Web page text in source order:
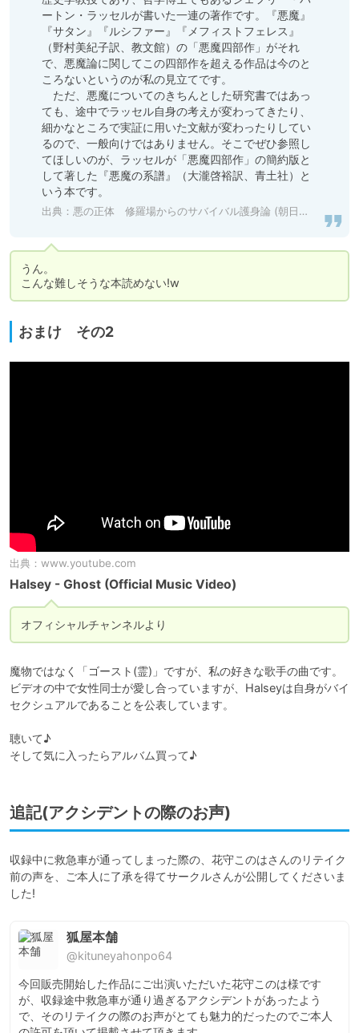
ートン・ラッセルが書いた一連の著作です。『悪魔』
『サタン』『ルシファー』『メフィストフェレス』
（野村美紀子訳、教文館）の「悪魔四部作」がそれ
で、悪魔論に関してこの四部作を超える作品は今のと
ころないというのが私の見立てです。
ただ、悪魔についてのきちんとした研究書ではあっ
ても、途中でラッセル自身の考えが変わってきたり、
細かなところで実証に用いた文献が変わったりしてい
るので、一般向けではありません。そこでぜひ参照し
てほしいのが、ラッセルが「悪魔四部作」の簡約版と
して著した『悪魔の系譜』（大瀧啓裕訳、青土社）と
いう本です。
出典： 悪の正体 修羅場からのサバイバル護身論 (朝日新書) - Kindle
うん。
こんな難しそうな本読めない!w
おまけ その2
出典： www.youtube.com
Halsey - Ghost (Official Music Video)
オフィシャルチャンネルより
魔物ではなく「ゴースト(霊)」ですが、私の好きな歌手の曲です。
ビデオの中で女性同士が愛し合っていますが、Halseyは自身がバイ
セクシュアルであることを公表しています。
聴いて♪
そして気に入ったらアルバム買って♪
追記(アクシデントの際のお声)
収録中に救急車が通ってしまった際の、花守このはさんのリテイク
前の声を、ご本人に了承を得てサークルさんが公開してくださいま
した!
狐屋本舗
@kituneyahonpo64
今回販売開始した作品にご出演いただいた花守このは様です
が、収録途中救急車が通り過ぎるアクシデントがあったよう
で、そのリテイクの際のお声がとても魅力的だったのでご本人